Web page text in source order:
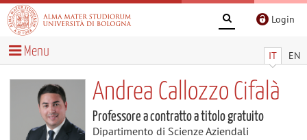
Login
IT EN
Menu
Andrea Callozzo Cifalà
Professore a contratto a titolo gratuito
Dipartimento di Scienze Aziendali